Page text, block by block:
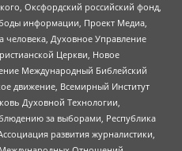
Оксфордский российский фонд,
информации, Проект Медиа,
человека, Духовное Управление
Церкви, Новое
Международный Библейский
движение, Всемирный Институт
Духовной Технологии,
за выборами, Республика
развития журналистики,